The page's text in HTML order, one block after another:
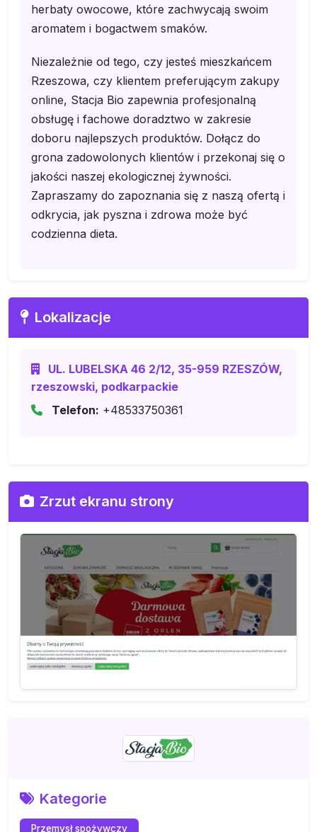
herbaty owocowe, które zachwycają swoim
aromatem i bogactwem smaków.
Niezależnie od tego, czy jesteś mieszkańcem
Rzeszowa, czy klientem preferującym zakupy
online, Stacja Bio zapewnia profesjonalną
obsługę i fachowe doradztwo w zakresie
doboru najlepszych produktów. Dołącz do
grona zadowolonych klientów i przekonaj się o
jakości naszej ekologicznej żywności.
Zapraszamy do zapoznania się z naszą ofertą i
odkrycia, jak pyszna i zdrowa może być
codzienna dieta.
Lokalizacje
UL. LUBELSKA 46 2/12, 35-959 RZESZÓW,
rzeszowski, podkarpackie
Telefon: +48533750361
Zrzut ekranu strony
Kategorie
Przemysł spożywczy